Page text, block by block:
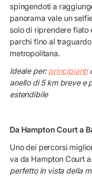
spingendoti a
panorama vale un
solo di riprendere fiato
parchi fino al
metropolitana.
Ideale per: principianti
anello di 5 km breve e
estendibile
Da Hampton Court a
Uno dei percorsi
va da Hampton Court a
perfetto in vista della